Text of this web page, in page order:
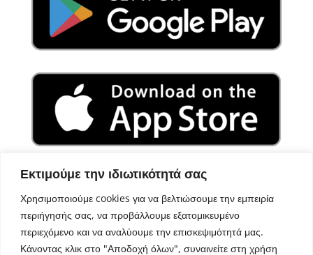
Εκτιμούμε την ιδιωτικότητά σας
Χρησιμοποιούμε cookies για να βελτιώσουμε την εμπειρία
περιήγησής σας, να προβάλλουμε εξατομικευμένο
περιεχόμενο και να αναλύουμε την επισκεψιμότητά μας.
Κάνοντας κλικ στο "Αποδοχή όλων", συναινείτε στη χρήση